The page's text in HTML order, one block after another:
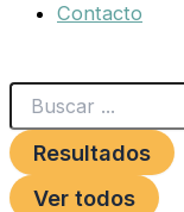
Contacto
Resultados
Ver todos